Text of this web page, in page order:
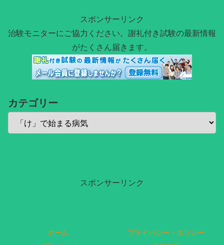
スポンサーリンク
治験モニターにご協力ください。謝礼付き試験の最新情報
がたくさん届きます。
カテゴリー
スポンサーリンク
ホーム
プライバシー・ポリシー